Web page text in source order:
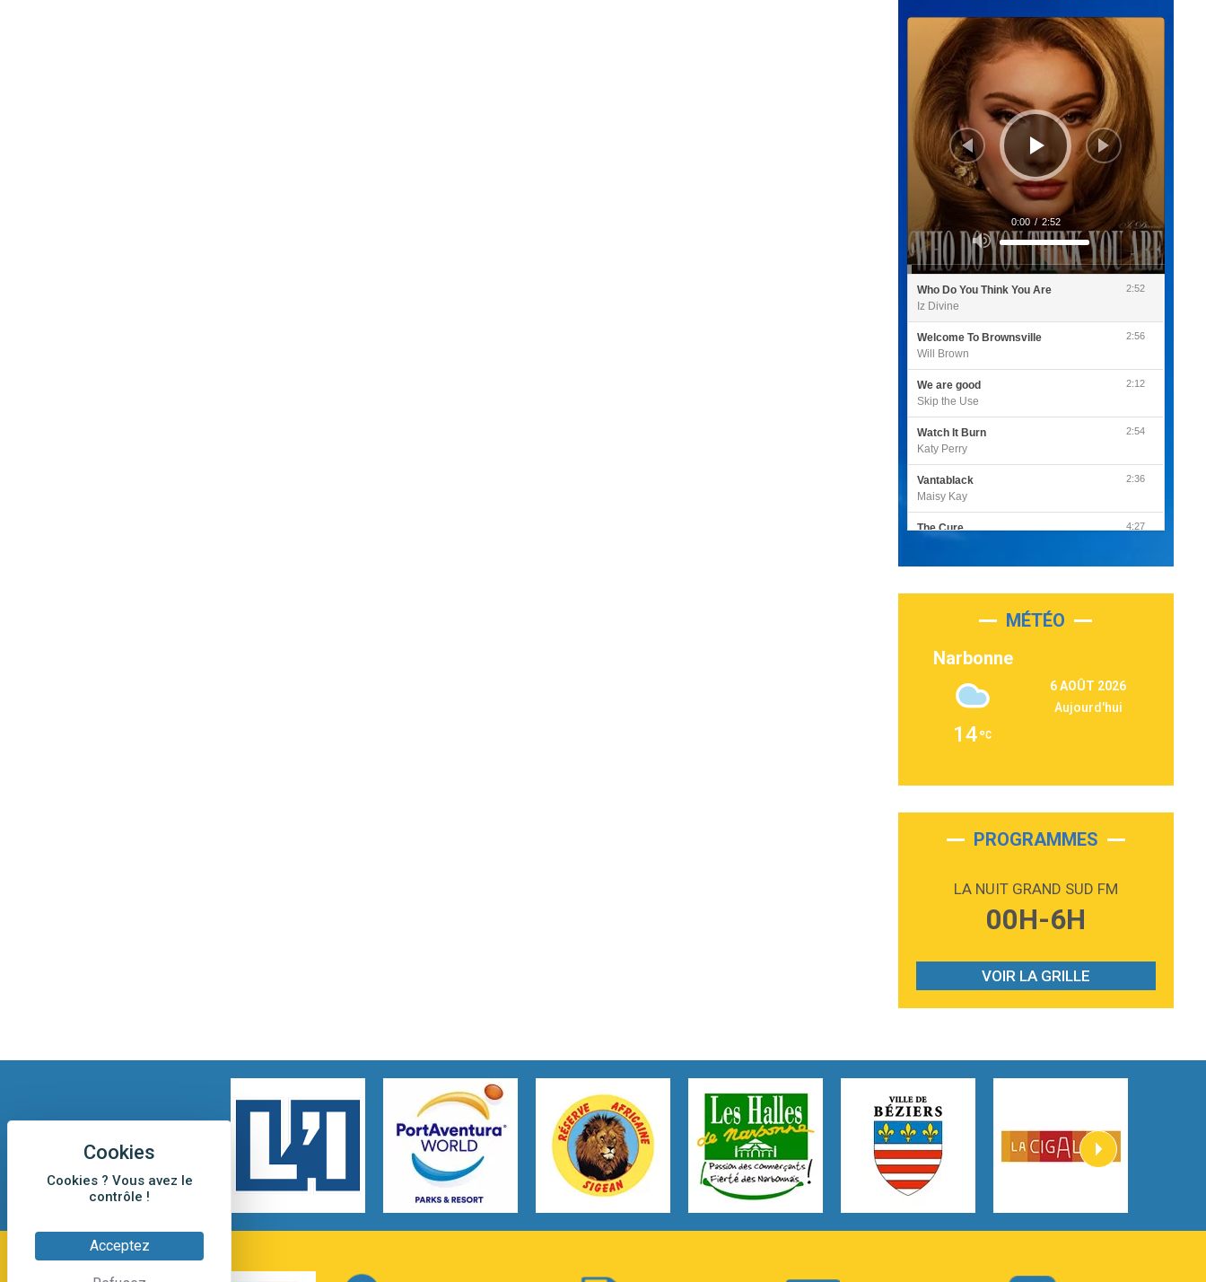
Cookies ? Vous avez le
contrôle !
Acceptez
Lecteur
Utilisez
les
flèches
haut/bas
augmenter
le
volume.
0:00 / 2:52
Who Do You Think You Are
Iz Divine
2:52
Welcome To Brownsville
Will Brown
2:56
We are good
Skip the Use
2:12
Watch It Burn
Katy Perry
2:54
Vantablack
Maisy Kay
2:36
The Cure
4:27
Luke Combs
Second Chance
Martin Garrix & Ed Sheeran
Alex Warren
On My Soul
2:28
Phoebe Bridgers
Gracie Abrams
Heaven On Your Mind
Kygo
Heart On Fire
Lovecats
Hate that i made you love me
Ariana Grande –
MÉTÉO
Narbonne
14
6 AOÛT 2026
Aujourd'hui
PROGRAMMES
LA NUIT GRAND SUD FM
00H-6H
VOIR LA GRILLE